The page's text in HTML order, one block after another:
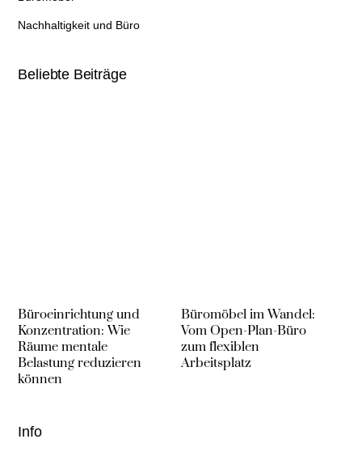
Nachhaltigkeit und Büro
Beliebte Beiträge
Büroeinrichtung und
Konzentration: Wie
Räume mentale
Belastung reduzieren
können
Büromöbel im Wandel:
Vom Open-Plan-Büro
zum flexiblen
Arbeitsplatz
Info